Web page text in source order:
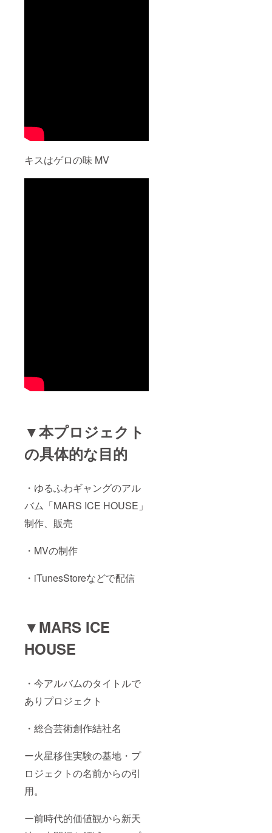
キスはゲロの味 MV
▼本プロジェクト
の具体的な目的
・ゆるふわギャングのアル
バム「MARS ICE HOUSE」
制作、販売
・MVの制作
・iTunesStoreなどで配信
▼MARS ICE
HOUSE
・今アルバムのタイトルで
ありプロジェクト
・総合芸術創作結社名
ー火星移住実験の基地・プ
ロジェクトの名前からの引
用。
ー前時代的価値観から新天